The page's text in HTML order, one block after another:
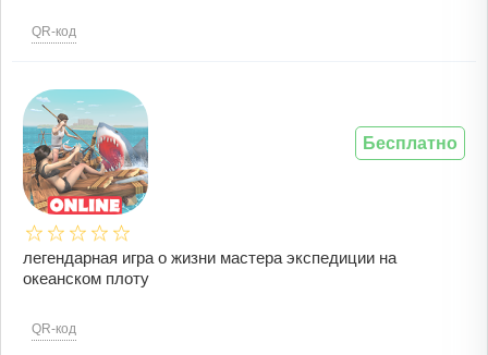
QR-код
легендарная игра о жизни мастера экспедиции на
океанском плоту
QR-код
Бесплатно